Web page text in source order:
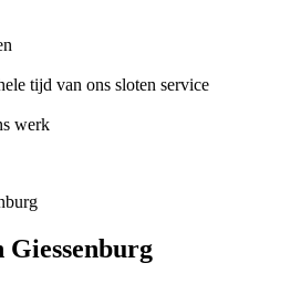
tijd van ons sloten service
werk